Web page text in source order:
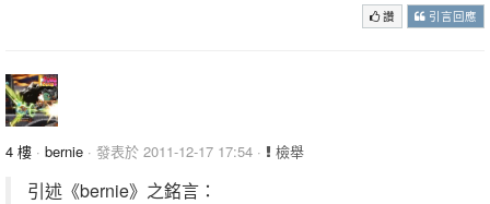
讚 引言回應
4 樓 · bernie · 發表於 2011-12-17 17:54 · 檢舉
引述《bernie》之銘言：